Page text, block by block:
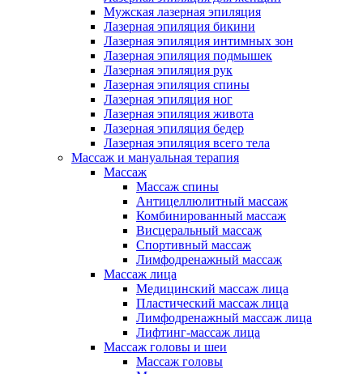
Мужская лазерная эпиляция
Лазерная эпиляция бикини
Лазерная эпиляция интимных зон
Лазерная эпиляция подмышек
Лазерная эпиляция рук
Лазерная эпиляция спины
Лазерная эпиляция ног
Лазерная эпиляция живота
Лазерная эпиляция бедер
Лазерная эпиляция всего тела
Массаж и мануальная терапия
Массаж
Массаж спины
Антицеллюлитный массаж
Комбинированный массаж
Висцеральный массаж
Спортивный массаж
Лимфодренажный массаж
Массаж лица
Медицинский массаж лица
Пластический массаж лица
Лимфодренажный массаж лица
Лифтинг-массаж лица
Массаж головы и шеи
Массаж головы